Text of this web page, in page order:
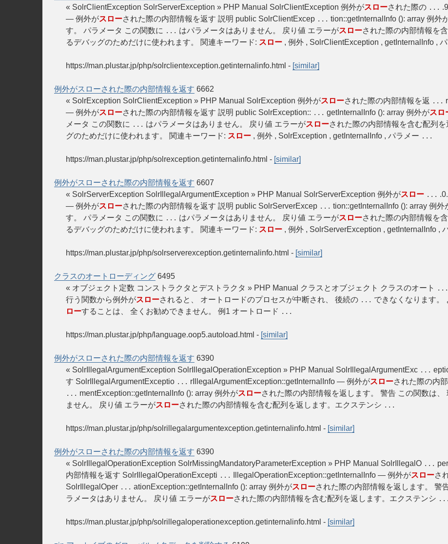
« SolrClientException SolrServerException » PHP Manual SolrClientException 例外がスローされた際の ...
— 例外がスローされた際の内部情報を返す 説明 public SolrClientExcep ... tion::getInternalInfo (): array 例外
す。 パラメータ この関数に ... はパラメータはありません。 戻り値 エラーがスローされた際の内部情報を
るデバッグのためだけに使われます。 関連キーワード: スロー , 例外 , SolrClientException , getInternalInfo , パ
https://man.plustar.jp/php/solrclientexception.getinternalinfo.html - [similar]
例外がスローされた際の内部情報を返す 6662
« SolrException SolrClientException » PHP Manual SolrException 例外がスローされた際の内部情報を返 ...
— 例外がスローされた際の内部情報を返す 説明 public SolrException:: ... getInternalInfo (): array 例外がスロ
メータ この関数に ... はパラメータはありません。 戻り値 エラーがスローされた際の内部情報を含む配列
グのためだけに使われます。 関連キーワード: スロー , 例外 , SolrException , getInternalInfo , パラメー ...
https://man.plustar.jp/php/solrexception.getinternalinfo.html - [similar]
例外がスローされた際の内部情報を返す 6607
« SolrServerException SolrIllegalArgumentException » PHP Manual SolrServerException 例外がスロー ...
— 例外がスローされた際の内部情報を返す 説明 public SolrServerExcep ... tion::getInternalInfo (): array 例外
す。 パラメータ この関数に ... はパラメータはありません。 戻り値 エラーがスローされた際の内部情報を
るデバッグのためだけに使われます。 関連キーワード: スロー , 例外 , SolrServerException , getInternalInfo ,
https://man.plustar.jp/php/solrserverexception.getinternalinfo.html - [similar]
クラスのオートローディング 6495
« オブジェクト定数 コンストラクタとデストラクタ » PHP Manual クラスとオブジェクト クラスのオート
...
行う関数から例外がスローされると、 オートロードのプロセスが中断され、 後続の ... できなくなります。
ローすることは、 全くお勧めできません。 例1 オートロード ...
https://man.plustar.jp/php/language.oop5.autoload.html - [similar]
例外がスローされた際の内部情報を返す 6390
« SolrIllegalArgumentException SolrIllegalOperationException » PHP Manual SolrIllegalArgumentExc ...
す SolrIllegalArgumentExceptio ... rIllegalArgumentException::getInternalInfo — 例外がスローされた際の内
... mentException::getInternalInfo (): array 例外がスローされた際の内部情報を返します。 警告 この関数は、
ません。 戻り値 エラーがスローされた際の内部情報を含む配列を返します。エクステンシ ...
https://man.plustar.jp/php/solrillegalargumentexception.getinternalinfo.html - [similar]
例外がスローされた際の内部情報を返す 6390
« SolrIllegalOperationException SolrMissingMandatoryParameterException » PHP Manual SolrIllegalO ...
内部情報を返す SolrIllegalOperationExcepti ... IllegalOperationException::getInternalInfo — 例外がスローさ
SolrIllegalOper ... ationException::getInternalInfo (): array 例外がスローされた際の内部情報を返します。 警
ラメータはありません。 戻り値 エラーがスローされた際の内部情報を含む配列を返します。エクステンシ ...
https://man.plustar.jp/php/solrillegaloperationexception.getinternalinfo.html - [similar]